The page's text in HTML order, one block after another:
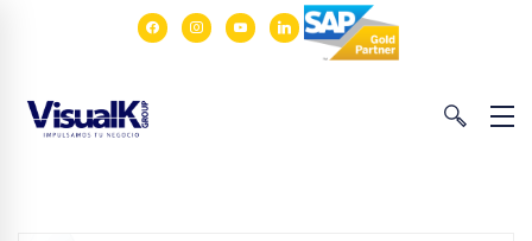
facebookinstagram
youtubelinkedin